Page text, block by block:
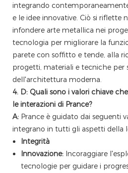
integrando
e le idee innovative. Ciò si riflette
infondere arte metallica nei
tecnologia per migliorare la
parete con soffitto e tende, alla
progetti, materiali e tecniche per
dell'architettura moderna.
4. D: Quali sono i valori chiave
le interazioni di Prance?
A: Prance è guidato dai seguenti
integrano in tutti gli aspetti della
Integrità
Innovazione: Incoraggiare
tecnologie per guidare i